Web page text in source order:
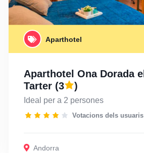
Aparthotel
Aparthotel Ona Dorada el
Tarter(3 )
Ideal per a 2 persones
Votacions dels usuaris
Andorra